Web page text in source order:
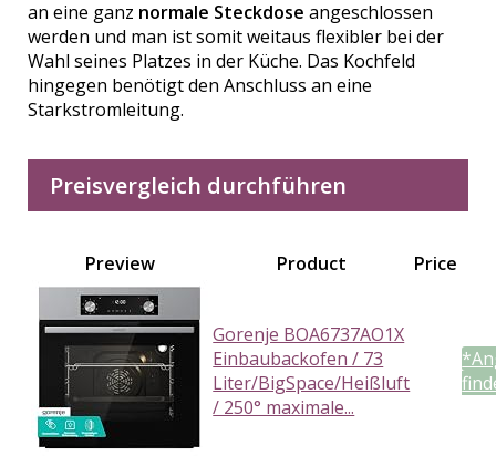
an eine ganz normale Steckdose angeschlossen
werden und man ist somit weitaus flexibler bei der
Wahl seines Platzes in der Küche. Das Kochfeld
hingegen benötigt den Anschluss an eine
Starkstromleitung.
Preisvergleich durchführen
Preview Product Price
Gorenje BOA6737AO1X
Einbaubackofen / 73
Liter/BigSpace/Heißluft
/ 250° maximale...